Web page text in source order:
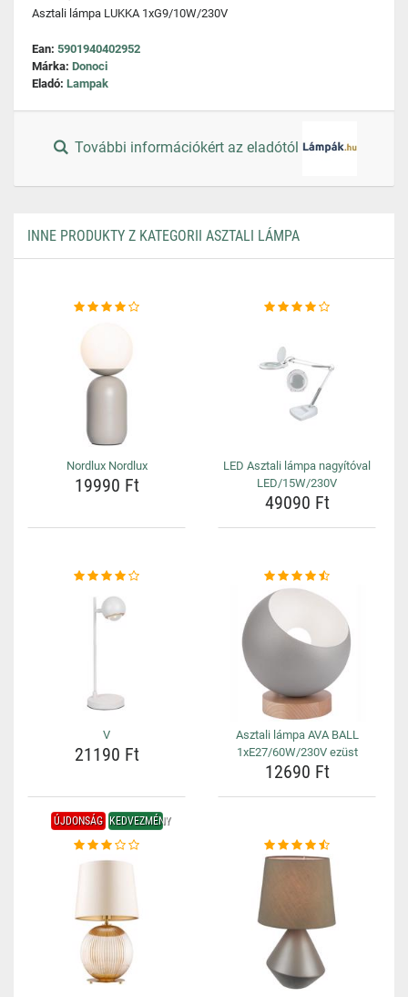
Asztali lámpa LUKKA 1xG9/10W/230V
Ean: 5901940402952
Márka: Donoci
Eladó: Lampak
További információkért az eladótól
INNE PRODUKTY Z KATEGORII ASZTALI LÁMPA
Nordlux Nordlux
19990 Ft
LED Asztali lámpa nagyítóval
LED/15W/230V
49090 Ft
V
21190 Ft
Asztali lámpa AVA BALL
1xE27/60W/230V ezüst
12690 Ft
ÚJDONSÁG KEDVEZMÉNY